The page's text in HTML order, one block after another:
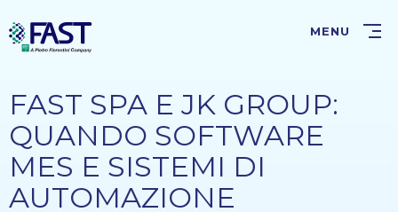
al
contenuto
MENU
FAST SPA E JK GROUP:
QUANDO SOFTWARE
MES E SISTEMI DI
AUTOMAZIONE